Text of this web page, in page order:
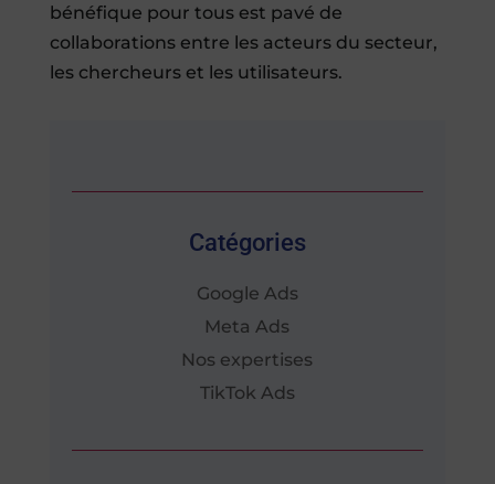
bénéfique pour tous est pavé de
collaborations entre les acteurs du secteur,
les chercheurs et les utilisateurs.
Catégories
Google Ads
Meta Ads
Nos expertises
TikTok Ads